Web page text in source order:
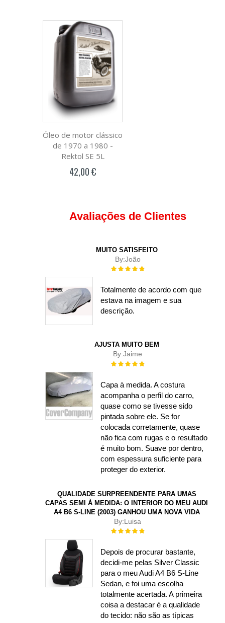
Óleo de motor clássico
de 1970 a 1980 -
Rektol SE 5L
42,00 €
Avaliações de Clientes
MUITO SATISFEITO
By:João
Rating:
Totalmente de acordo com que
estava na imagem e sua
descrição.
AJUSTA MUITO BEM
By:Jaime
Rating:
Capa à medida. A costura
acompanha o perfil do carro,
quase como se tivesse sido
pintada sobre ele. Se for
colocada corretamente, quase
não fica com rugas e o resultado
é muito bom. Suave por dentro,
com espessura suficiente para
proteger do exterior.
QUALIDADE SURPREENDENTE PARA UMAS
CAPAS SEMI À MEDIDA: O INTERIOR DO MEU AUDI
A4 B6 S-LINE (2003) GANHOU UMA NOVA VIDA
By:Luisa
Rating:
Depois de procurar bastante,
decidi-me pelas Silver Classic
para o meu Audi A4 B6 S-Line
Sedan, e foi uma escolha
totalmente acertada. A primeira
coisa a destacar é a qualidade
do tecido: não são as típicas